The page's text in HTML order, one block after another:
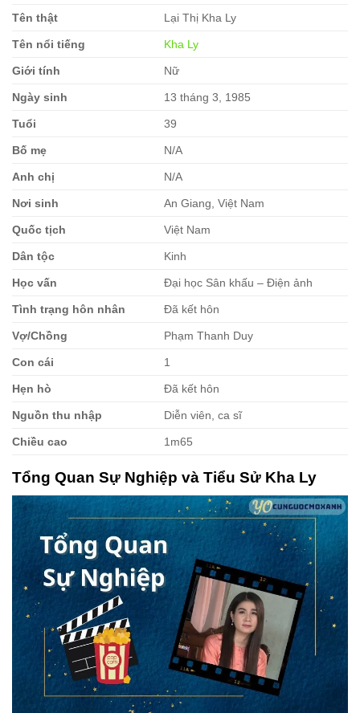
Tên thật
Lại Thị Kha Ly
Tên nổi tiếng Kha Ly
Giới tính Nữ
Ngày sinh 13 tháng 3, 1985
Tuổi 39
Bố mẹ N/A
Anh chị N/A
Nơi sinh An Giang, Việt Nam
Quốc tịch Việt Nam
Dân tộc Kinh
Học vấn Đại học Sân khấu – Điện ảnh
Tình trạng hôn nhân Đã kết hôn
Vợ/Chồng Phạm Thanh Duy
Con cái 1
Hẹn hò Đã kết hôn
Nguồn thu nhập Diễn viên, ca sĩ
Chiều cao 1m65
Tổng Quan Sự Nghiệp và Tiểu Sử Kha Ly